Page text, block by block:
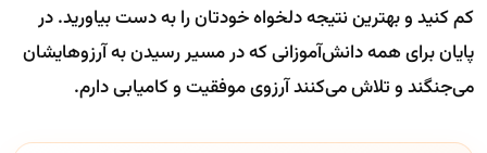
کم کنید و بهترین نتیجه دلخواه خودتان را به دست بیاورید. در
پایان برای همه دانش‌آموزانی که در مسیر رسیدن به آرزوهایشان
می‌جنگند و تلاش می‌کنند آرزوی موفقیت و کامیابی دارم.